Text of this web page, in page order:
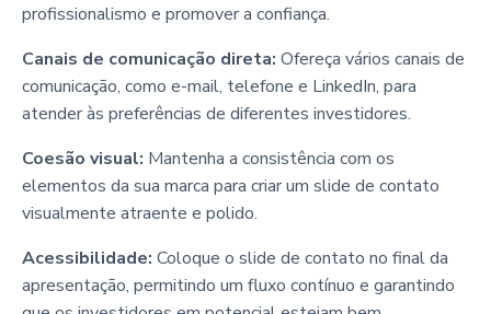
profissionalismo e promover a confiança.
Canais de comunicação direta: Ofereça vários canais de
comunicação, como e-mail, telefone e LinkedIn, para
atender às preferências de diferentes investidores.
Coesão visual: Mantenha a consistência com os
elementos da sua marca para criar um slide de contato
visualmente atraente e polido.
Acessibilidade: Coloque o slide de contato no final da
apresentação, permitindo um fluxo contínuo e garantindo